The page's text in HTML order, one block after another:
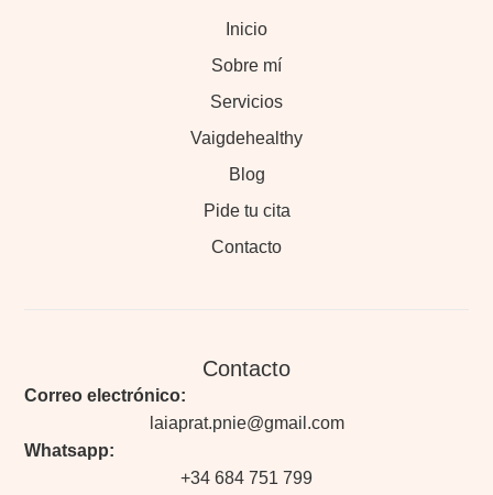
Inicio
Sobre mí
Servicios
Vaigdehealthy
Blog
Pide tu cita
Contacto
Contacto
Correo electrónico:
laiaprat.pnie@gmail.com
Whatsapp:
+34 684 751 799